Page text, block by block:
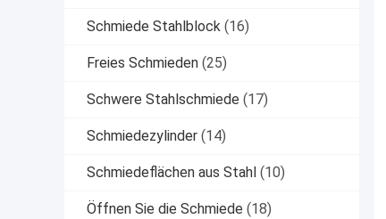
Schmiede Stahlblock (16)
Freies Schmieden (25)
Schwere Stahlschmiede (17)
Schmiedezylinder (14)
Schmiedeflächen aus Stahl (10)
Öffnen Sie die Schmiede (18)